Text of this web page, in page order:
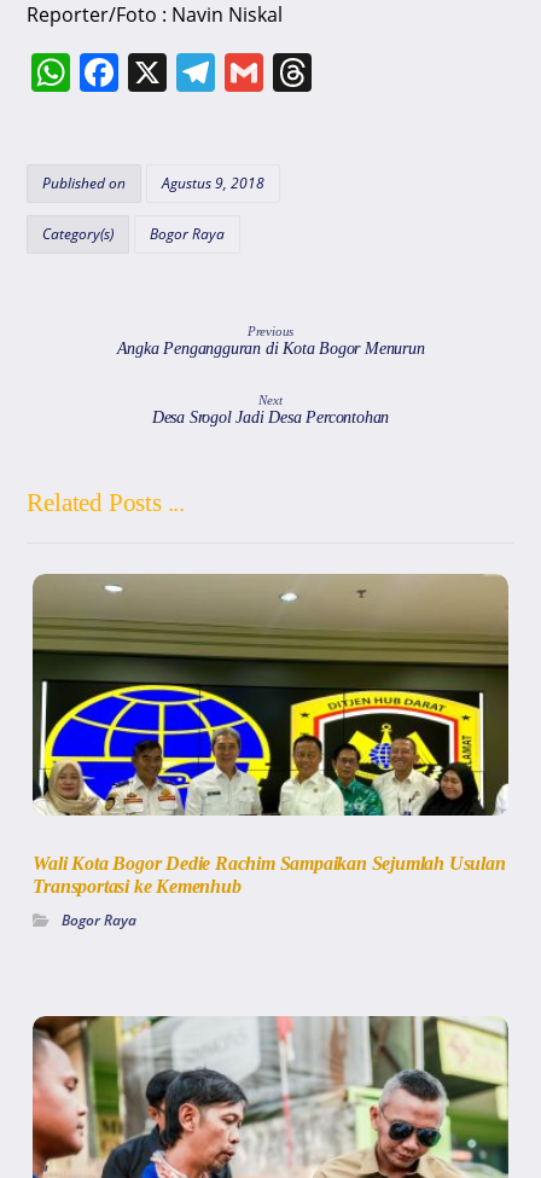
Reporter/Foto : Navin Niskal
W
s
A
F
e
k
X T
gr
a
G
l
Published on Agustus 9, 2018
Category(s) Bogor Raya
Previous
Angka Pengangguran di Kota Bogor Menurun
Next
Desa Srogol Jadi Desa Percontohan
Related Posts ...
Wali Kota Bogor Dedie Rachim Sampaikan Sejumlah Usulan
Transportasi ke Kemenhub
Bogor Raya